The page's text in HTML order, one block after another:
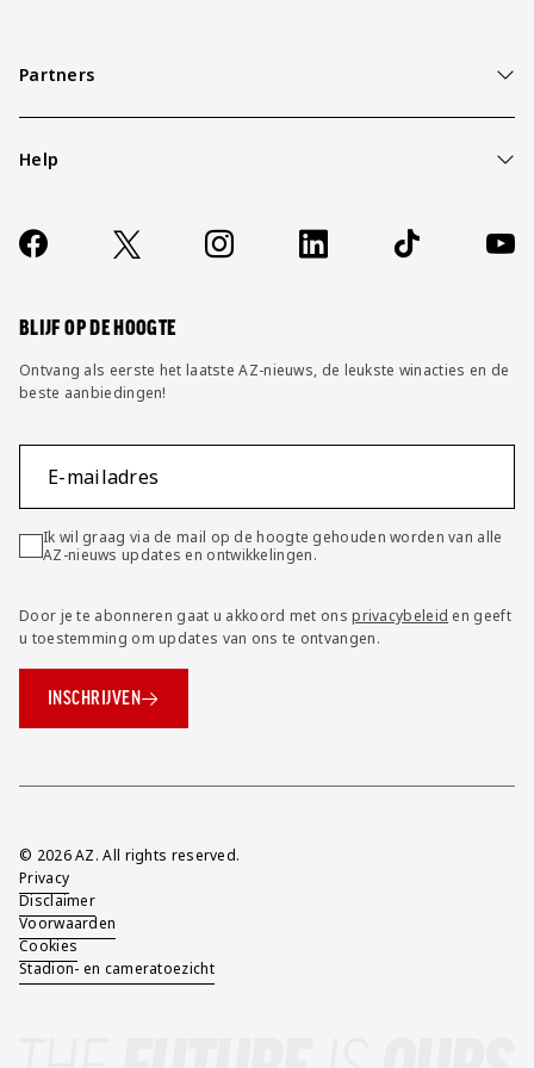
Partners
Help
Contact
FAQ
Socials
https://www.facebook.com/AZAlkmaar
X Instagram LinkedIn TikTok
BLIJF OP DE HOOGTE
Ontvang als eerste het laatste AZ-nieuws, de leukste winacties en de
beste aanbiedingen!
E-mailadres
Ik wil graag via de mail op de hoogte gehouden worden van alle
AZ-nieuws updates en ontwikkelingen.
Door je te abonneren gaat u akkoord met onsprivacybeleid en geeft
u toestemming om updates van ons te ontvangen.
INSCHRIJVEN
Overig
© 2026 AZ. All rights reserved.
Privacy
Disclaimer
Voorwaarden
Cookies
Stadion- en cameratoezicht